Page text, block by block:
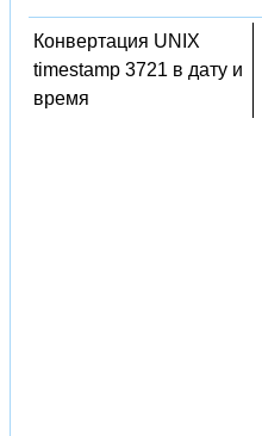
Конвертация UNIX
timestamp 3721 в дату и
время